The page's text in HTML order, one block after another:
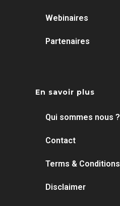
Webinaires
Partenaires
En savoir plus
Qui sommes nous ?
Contact
Terms & Conditions
Disclaimer